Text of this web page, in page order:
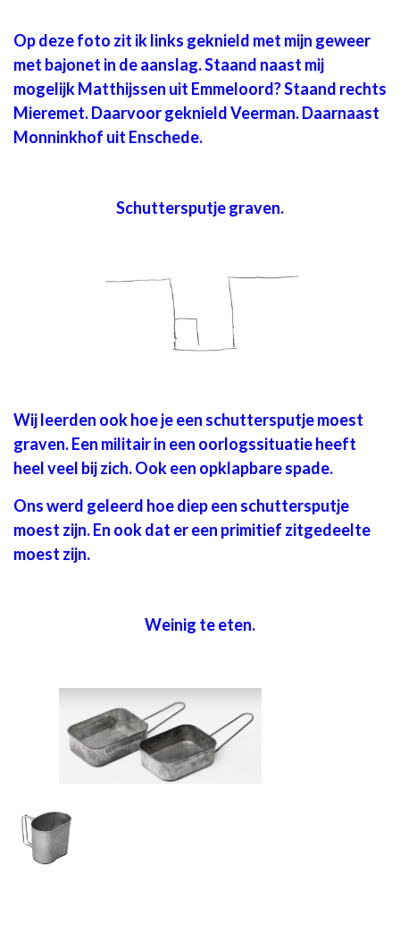
Op deze foto zit ik links geknield met mijn geweer
met bajonet in de aanslag. Staand naast mij
mogelijk Matthijssen uit Emmeloord? Staand rechts
Mieremet. Daarvoor geknield Veerman. Daarnaast
Monninkhof uit Enschede.
Schuttersputje graven.
Wij leerden ook hoe je een schuttersputje moest
graven. Een militair in een oorlogssituatie heeft
heel veel bij zich. Ook een opklapbare spade.
Ons werd geleerd hoe diep een schuttersputje
moest zijn. En ook dat er een primitief zitgedeelte
moest zijn.
Weinig te eten.